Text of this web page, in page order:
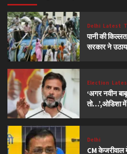
Delhi Latest
पानी की
सरकार ने
Election
‘अगर नवीन
तो…’,ओडिशा में
Delhi
CM